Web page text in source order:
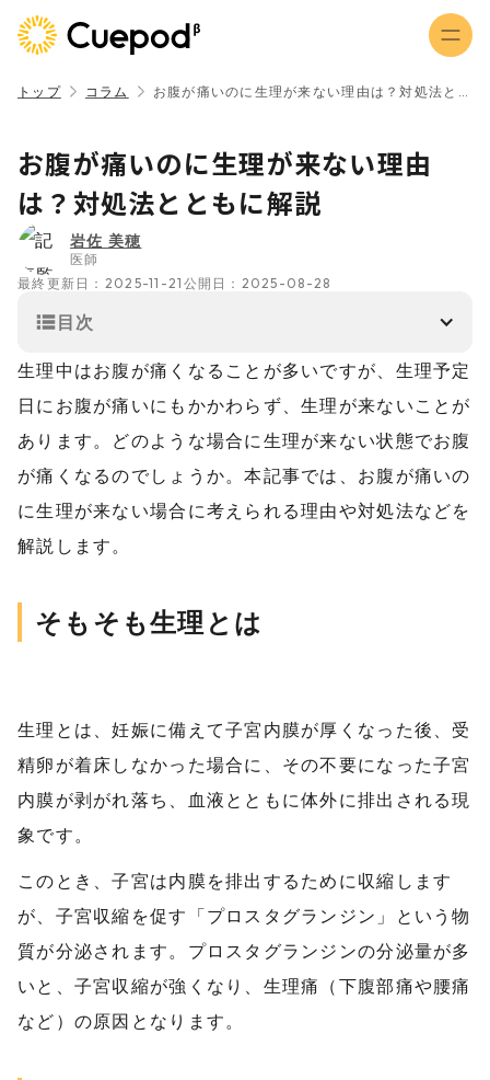
トップ コラム
お腹が痛いのに生理が来ない理由
は？対処法とともに解説
岩佐 美穂
医師
最終更新日： 2025-11-21 公開日： 2025-08-28
目次
生理中はお腹が痛くなることが多いですが、生理予定
日にお腹が痛いにもかかわらず、生理が来ないことが
あります。どのような場合に生理が来ない状態でお腹
が痛くなるのでしょうか。本記事では、お腹が痛いの
に生理が来ない場合に考えられる理由や対処法などを
解説します。
そもそも生理とは
生理とは、妊娠に備えて子宮内膜が厚くなった後、受
精卵が着床しなかった場合に、その不要になった子宮
内膜が剥がれ落ち、血液とともに体外に排出される現
象です。
このとき、子宮は内膜を排出するために収縮します
が、子宮収縮を促す「プロスタグランジン」という物
質が分泌されます。プロスタグランジンの分泌量が多
いと、子宮収縮が強くなり、生理痛（下腹部痛や腰痛
など）の原因となります。